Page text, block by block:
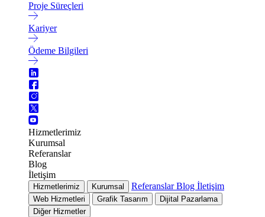
Proje Süreçleri
Kariyer
Ödeme Bilgileri
Hizmetlerimiz
Kurumsal
Referanslar
Blog
İletişim
Hizmetlerimiz Kurumsal ReferanslarBlog İletişim
Web Hizmetleri Grafik Tasarım
Dijital Pazarlama
Diğer Hizmetler